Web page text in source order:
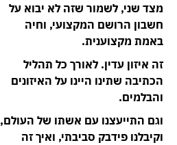
מצד שני, לשמור שזה לא יבוא על
חשבון הרושם המקצועי, וחיה
באמת מקצוענית.
זה איזון עדין. לאורך כל תהליל
הכתיבה שתינו היינו על האיזונים
והבלמים.
וגם התייעצנו עם אשתו של העולם,
וקיבלנו פידבק סביבתי, ואיך זה